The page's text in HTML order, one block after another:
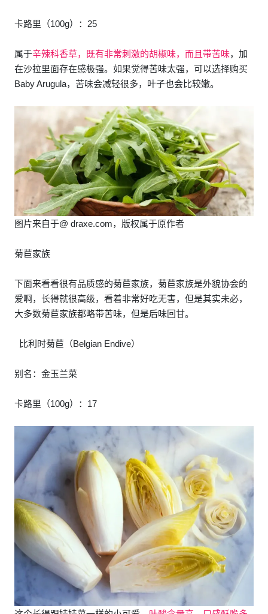
卡路里（100g）：25
属于辛辣科香草，既有非常刺激的胡椒味，而且带苦味，加
在沙拉里面存在感极强。如果觉得苦味太强，可以选择购买
Baby Arugula，苦味会减轻很多，叶子也会比较嫩。
图片来自于@ draxe.com，版权属于原作者
菊苣家族
下面来看看很有品质感的菊苣家族，菊苣家族是外貌协会的
爱啊，长得就很高级，看着非常好吃无害，但是其实未必，
大多数菊苣家族都略带苦味，但是后味回甘。
比利时菊苣（Belgian Endive）
别名：金玉兰菜
卡路里（100g）：17